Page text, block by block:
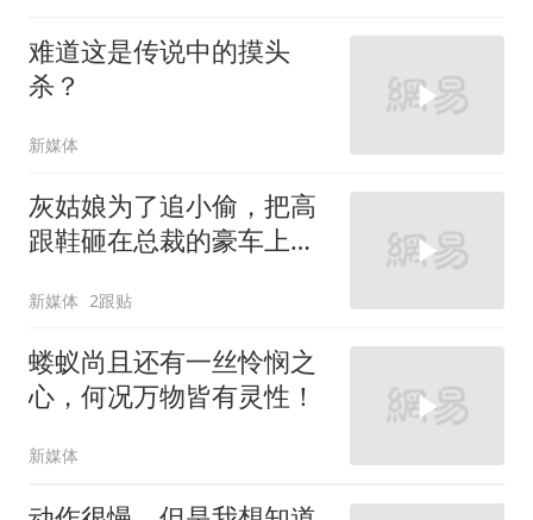
难道这是传说中的摸头
杀？
新媒体
灰姑娘为了追小偷，把高
跟鞋砸在总裁的豪车上，
新媒体 2跟贴
蝼蚁尚且还有一丝怜悯之
心，何况万物皆有灵性！
新媒体